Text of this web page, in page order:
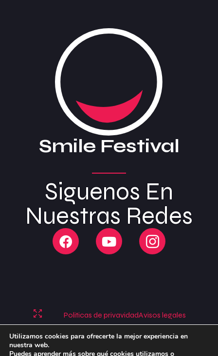
Smile Festival
Siguenos En
Nuestras Redes
Politicas de privavidadAvisos legales
Utilizamos cookies para ofrecerte la mejor experiencia en
nuestra web.
Puedes aprender más sobre qué cookies utilizamos o